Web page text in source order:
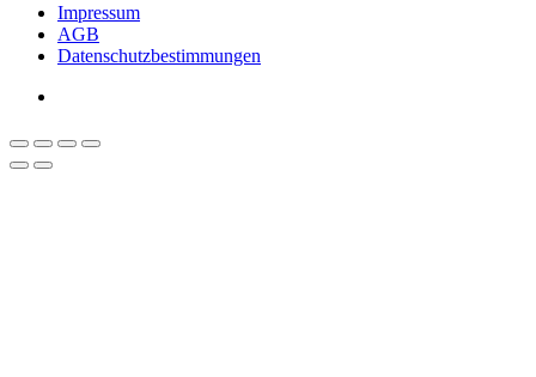
Impressum
AGB
Datenschutzbestimmungen